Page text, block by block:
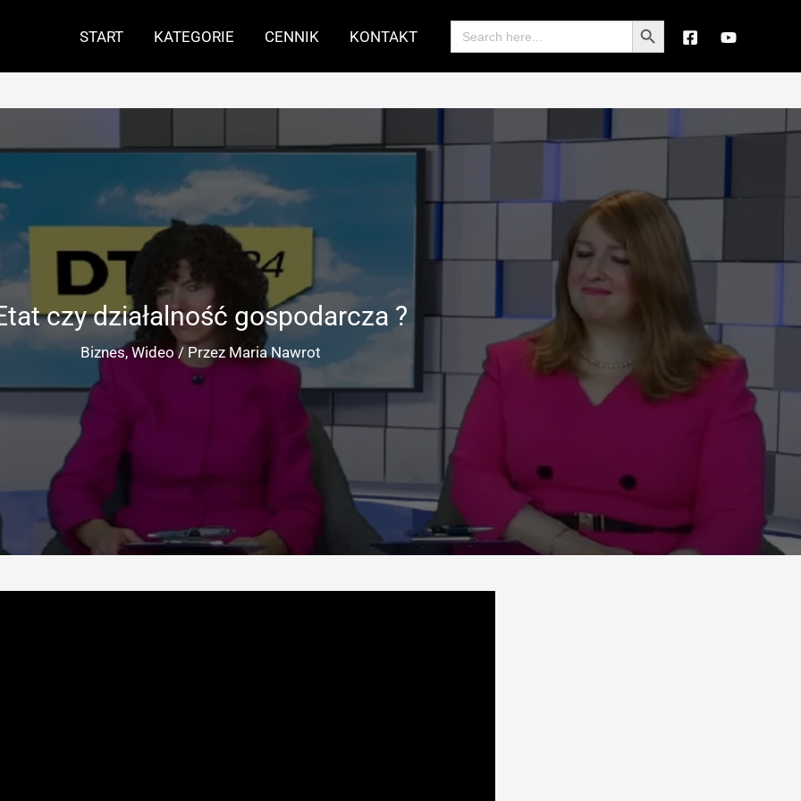
START KATEGORIE CENNIK KONTAKT
Search
for:
Search Button
czy działalność gospodarcza ?
Biznes,Wideo/ Przez Maria Nawrot